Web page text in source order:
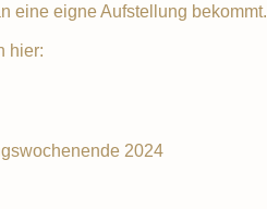
eine eigne Aufstellung bekommt.
hier:
2024